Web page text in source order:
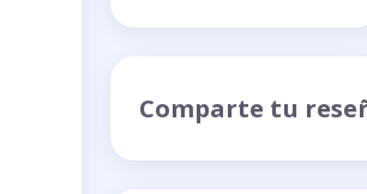
Comparte tu